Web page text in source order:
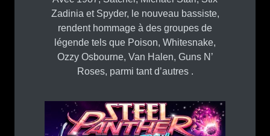
Zadinia et Spyder, le nouveau bassiste,
rendent hommage à des groupes de
légende tels que Poison, Whitesnake,
Ozzy Osbourne, Van Halen, Guns N’
Roses, parmi tant d’autres .